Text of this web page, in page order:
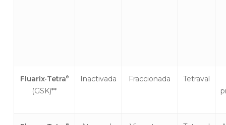
Fluarix·Tetra®
(GSK)**
Inactivada Fraccionada
Tetraval